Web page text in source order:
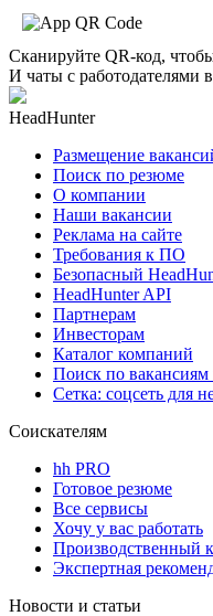
Сканируйте QR-код,
И чаты с работодателями
HeadHunter
Размещение
Поиск по резюме
О компании
Наши вакансии
Реклама на сайте
Требования к ПО
Безопасный
HeadHunter API
Партнерам
Инвесторам
Каталог компаний
Поиск по вакансиям
Сетка: соцсеть для
Соискателям
hh PRO
Готовое резюме
Все сервисы
Хочу у вас работать
Производственный
Экспертная
Новости и статьи